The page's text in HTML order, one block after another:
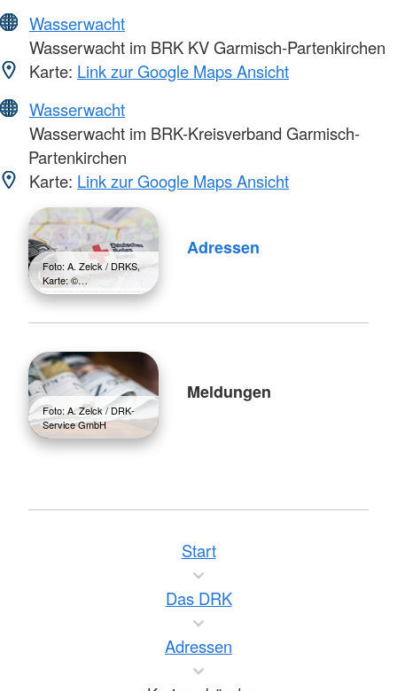
Wasserwacht
Wasserwacht im BRK KV Garmisch-Partenkirchen
Karte: Link zur Google Maps Ansicht
Wasserwacht
Wasserwacht im BRK-Kreisverband Garmisch-
Partenkirchen
Karte: Link zur Google Maps Ansicht
Foto: A. Zelck / DRKS,
Karte: ©…
Adressen
Foto: A. Zelck / DRK-
Service GmbH
Meldungen
Start
Das DRK
Adressen